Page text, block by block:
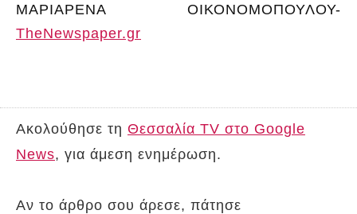
ΜΑΡΙΑΡΕΝΑ ΟΙΚΟΝΟΜΟΠΟΥΛΟΥ-
ΤheNewspaper.gr
Ακολούθησε τη Θεσσαλία TV στο Google
News, για άμεση ενημέρωση.
Αν το άρθρο σου άρεσε, πάτησε